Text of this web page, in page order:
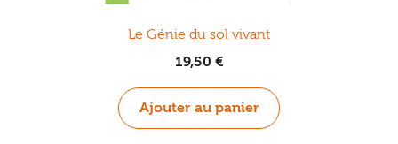
Le Génie du sol vivant
19,50 €
Ajouter au panier